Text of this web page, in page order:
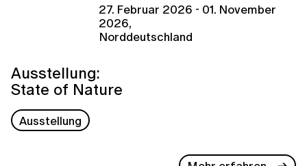
27. Februar 2026 - 01. November
2026,
Norddeutschland
Ausstellung:
State of Nature
Ausstellung